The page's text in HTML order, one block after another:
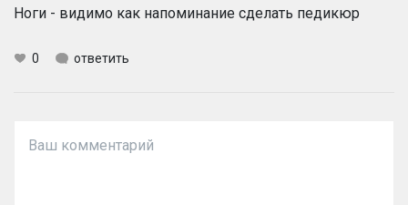
Ноги - видимо как напоминание сделать педикюр
0 ответить